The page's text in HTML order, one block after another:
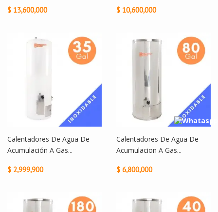
$ 13,600,000 $ 10,600,000
Calentadores De Agua De
Acumulación A Gas...
$ 2,999,900
Calentadores De Agua De
Acumulacion A Gas...
$ 6,800,000